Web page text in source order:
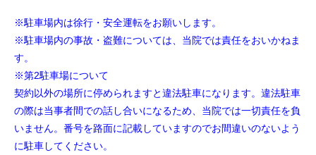
※駐車場内は徐行・安全運転をお願いします。
※駐車場内の事故・盗難については、当院では責任をおいかねま
す。
※第2駐車場について
契約以外の場所に停められますと違法駐車になります。違法駐車
の際は当事者間での話し合いになるため、当院では一切責任を負
いません。番号を路面に記載していますのでお間違いのないよう
に駐車してください。